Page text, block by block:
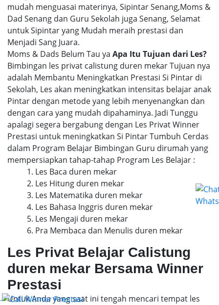
mudah menguasai materinya, Sipintar Senang,Moms &
Dad Senang dan Guru Sekolah juga Senang, Selamat
untuk Sipintar yang Mudah meraih prestasi dan
Menjadi Sang Juara.
Moms & Dads Belum Tau ya Apa Itu Tujuan dari Les?
Bimbingan les privat calistung duren mekar Tujuan nya
adalah Membantu Meningkatkan Prestasi Si Pintar di
Sekolah, Les akan meningkatkan intensitas belajar anak
Pintar dengan metode yang lebih menyenangkan dan
dengan cara yang mudah dipahaminya. Jadi Tunggu
apalagi segera bergabung dengan Les Privat Winner
Prestasi untuk meningkatkan Si Pintar Tumbuh Cerdas
dalam Program Belajar Bimbingan Guru dirumah yang
mempersiapkan tahap-tahap Program Les Belajar :
1. Les Baca duren mekar
2. Les Hitung duren mekar
3. Les Matematika duren mekar
4. Les Bahasa Inggris duren mekar
5. Les Mengaji duren mekar
6. Pra Membaca dan Menulis duren mekar
Les Privat Belajar Calistung
duren mekar Bersama Winner
Prestasi
Untuk Anda yang saat ini tengah mencari tempat les
.